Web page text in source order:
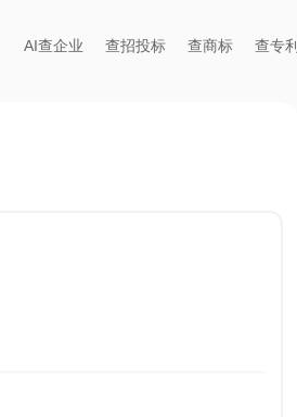
AI查企业 查招投标 查商标 查专利